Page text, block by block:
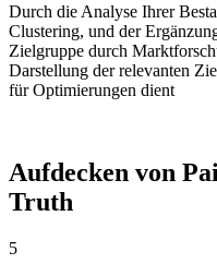
Durch die Analyse Ihrer
Clustering, und der
Zielgruppe durch
Darstellung der relevanten
für Optimierungen dient
Aufdecken von
Truth
5